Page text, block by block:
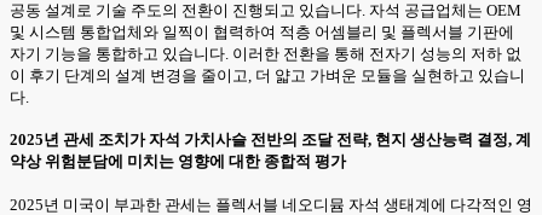
공동 설계로 기술 주도의 전환이 진행되고 있습니다. 자석 공급업체는 OEM
및 시스템 통합업체와 일찍이 협력하여 적층 어셈블리 및 플렉서블 기판에
자기 기능을 통합하고 있습니다. 이러한 전환을 통해 전자기 성능의 저하 없
이 후기 단계의 설계 변경을 줄이고, 더 얇고 가벼운 모듈을 실현하고 있습니
다.
2025년 관세 조치가 자석 가치사슬 전반의 조달 전략, 현지 생산능력 결정, 계
약상 위험분담에 미치는 영향에 대한 종합적 평가
2025년 미국이 부과한 관세는 플렉서블 네오디뮴 자석 생태계에 다각적인 영